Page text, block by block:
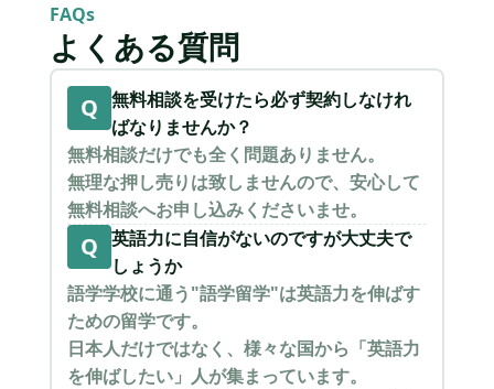
FAQs
よくある質問
Q 無料相談を受けたら必ず契約しなけれ
ばなりませんか？
無料相談だけでも全く問題ありません。
無理な押し売りは致しませんので、安心して
無料相談へお申し込みくださいませ。
Q 英語力に自信がないのですが大丈夫で
しょうか
語学学校に通う"語学留学"は英語力を伸ばす
ための留学です。
日本人だけではなく、様々な国から「英語力
を伸ばしたい」人が集まっています。